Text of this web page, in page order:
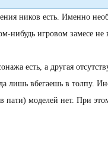
ников есть. Именно
нибудь игровом замесе не
есть, а другая
лишь вбегаешь в толпу.
пати) моделей нет. При